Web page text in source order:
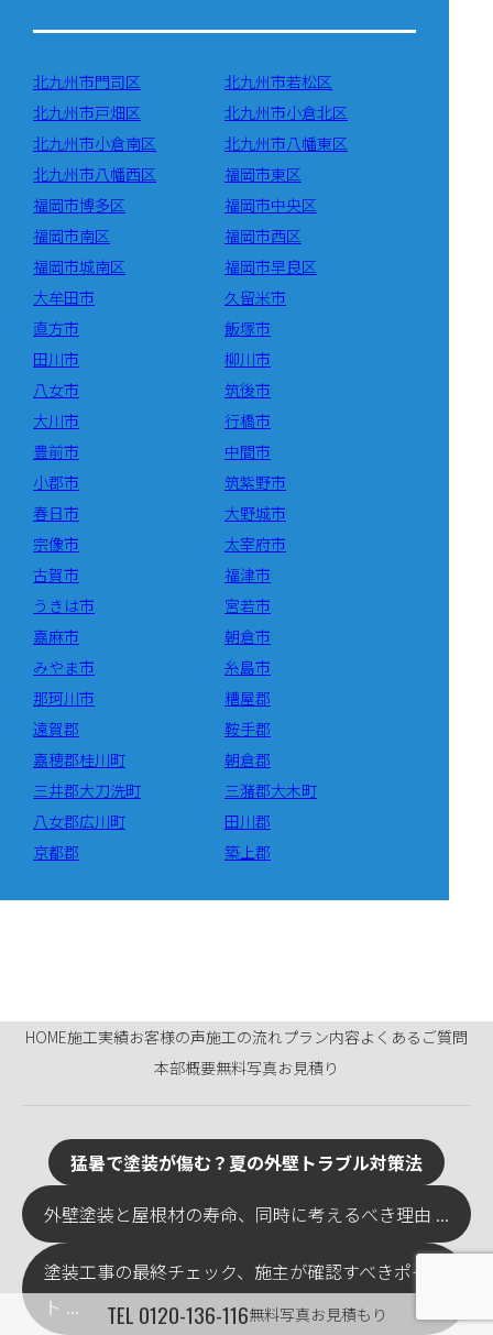
北九州市門司区
北九州市若松区
北九州市戸畑区
北九州市小倉北区
北九州市小倉南区
北九州市八幡東区
北九州市八幡西区
福岡市東区
福岡市博多区
福岡市中央区
福岡市南区
福岡市西区
福岡市城南区
福岡市早良区
大牟田市
久留米市
直方市
飯塚市
田川市
柳川市
八女市
筑後市
大川市
行橋市
豊前市
中間市
小郡市
筑紫野市
春日市
大野城市
宗像市
太宰府市
古賀市
福津市
うきは市
宮若市
嘉麻市
朝倉市
みやま市
糸島市
那珂川市
糟屋郡
遠賀郡
鞍手郡
嘉穂郡桂川町
朝倉郡
三井郡大刀洗町
三潴郡大木町
八女郡広川町
田川郡
京都郡
築上郡
HOME施工実績お客様の声施工の流れプラン内容よくあるご質問
本部概要無料写真お見積り
猛暑で塗装が傷む？夏の外壁トラブル対策法
外壁塗装と屋根材の寿命、同時に考えるべき理由 ...
塗装工事の最終チェック、施主が確認すべきポイン
ト ...
TEL 0120-136-116無料写真お見積もり